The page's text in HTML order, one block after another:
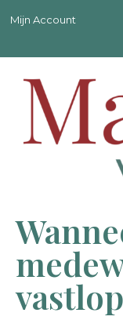
Mijn Account